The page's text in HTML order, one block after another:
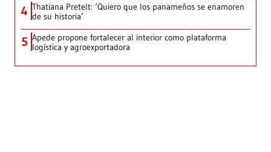
4 Thatiana Pretelt: ‘Quiero que los panameños se enamoren
de su historia’
5 Apede propone fortalecer al interior como plataforma
logística y agroexportadora